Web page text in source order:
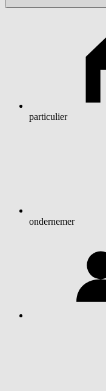
particulier
ondernemer